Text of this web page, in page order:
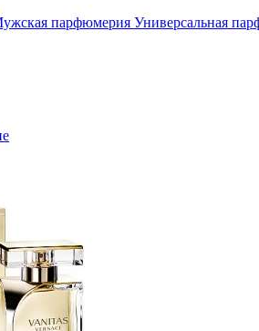
парфюмерия Универсальная